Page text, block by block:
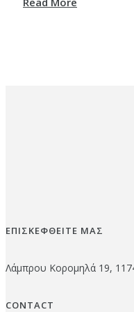
ΕΠΙΣΚΕΦΘΕΙΤΕ ΜΑΣ
Λάμπρου Κορομηλά 19,
CONTACT